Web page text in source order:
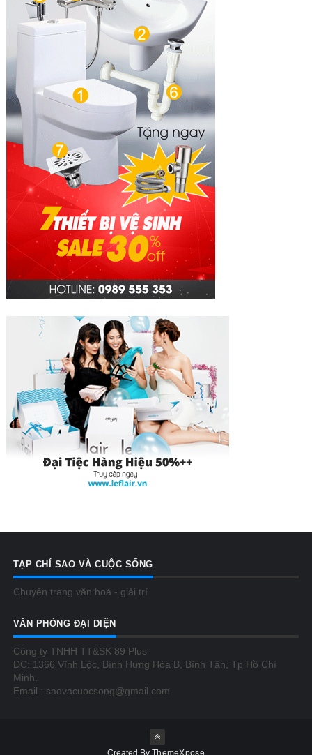
TẠP CHÍ SAO VÀ CUỘC SỐNG
Chuyên trang văn hoá - giải trí
VĂN PHÒNG ĐẠI DIỆN
Công ty TNHH TT&SK 89 Plus
ĐC: 1366 Vĩnh Lộc, Bình Hưng Hòa B, Bình Tân, Tp Hồ Chí
Minh.
Email : saovacuocsong@gmail.com
Created By ThemeXpose